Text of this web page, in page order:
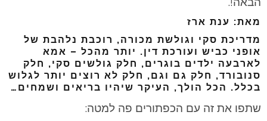
מאת: ענת ארז
מדריכת סקי וגולשת מכורה, רוכבת נלהבת של
אופני כביש ועורכת דין. יותר מהכל – אמא
לארבעה ילדים בוגרים, חלק גולשים סקי, חלק
סנובורד, חלק גם וגם, חלק לא רוצים יותר לגלוש
בכלל. הכל הולך, העיקר שיהיו בריאים ושמחים…
שתפו את זה עם הכפתורים פה למטה: